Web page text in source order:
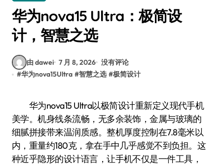
华为nova15 Ultra：极简设
计，智慧之选
由 dawei 7 月 8, 2026 没有评论
#华为nova15Ultra #智慧之选 #极简设计
华为nova15 Ultra以极简设计重新定义现代手机
美学。机身线条流畅，无多余装饰，金属与玻璃的
细腻拼接带来温润质感。整机厚度控制在7.8毫米以
内，重量约180克，拿在手中几乎感觉不到负担。这
种近乎隐形的设计语言，让手机不仅是一件工具，